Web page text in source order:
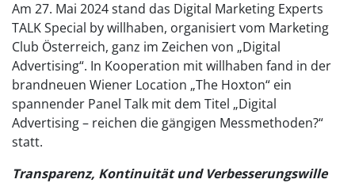
Am 27. Mai 2024 stand das Digital Marketing Experts
TALK Special by willhaben, organisiert vom Marketing
Club Österreich, ganz im Zeichen von „Digital
Advertising“. In Kooperation mit willhaben fand in der
brandneuen Wiener Location „The Hoxton“ ein
spannender Panel Talk mit dem Titel „Digital
Advertising – reichen die gängigen Messmethoden?“
statt.
Transparenz, Kontinuität und Verbesserungswille